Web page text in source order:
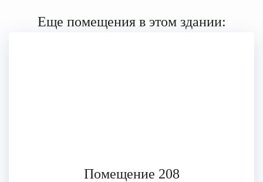
Еще помещения в этом здании:
Помещение 208